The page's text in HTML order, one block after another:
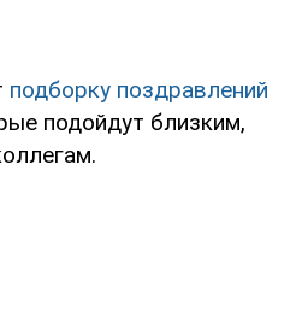
подборку поздравлений
подойдут близким,